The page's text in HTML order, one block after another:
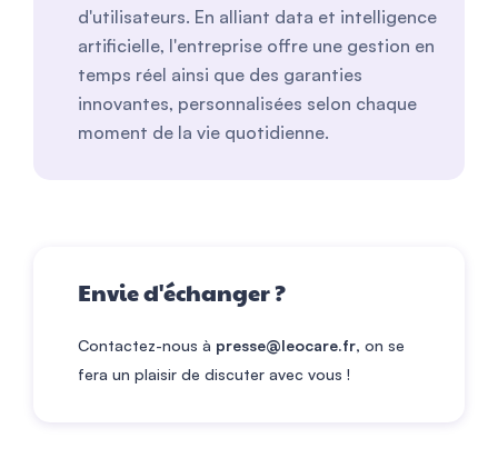
d'utilisateurs. En alliant data et intelligence
artificielle, l'entreprise offre une gestion en
temps réel ainsi que des garanties
innovantes, personnalisées selon chaque
moment de la vie quotidienne.
Envie d'échanger ?
Contactez-nous à presse@leocare.fr, on se
fera un plaisir de discuter avec vous !